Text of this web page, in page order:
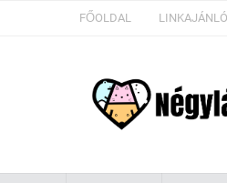
FŐOLDAL LINKAJÁNLÓ